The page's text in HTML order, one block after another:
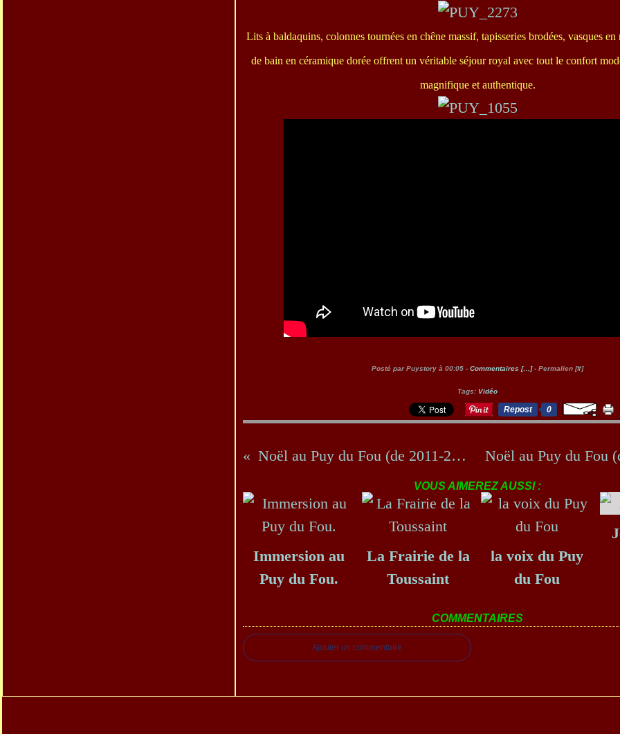
Lits à baldaquins, colonnes tournées en chêne massif, tapisseries brodées, vasques en
de bain en céramique dorée offrent un véritable séjour royal avec tout le confort
magnifique et authentique.
Posté par Puystory à 00:05 - Commentaires [… ]- Permalien [#]
Tags: Vidéo
Repost 0
Noël au Puy du Fou (de 2011-2017 - Série 21/40).
VOUS AIMEREZ AUSSI :
Immersion au
Puy du Fou.
La Frairie de la
Toussaint
la voix du Puy
du Fou
COMMENTAIRES
Ajouter un commentaire